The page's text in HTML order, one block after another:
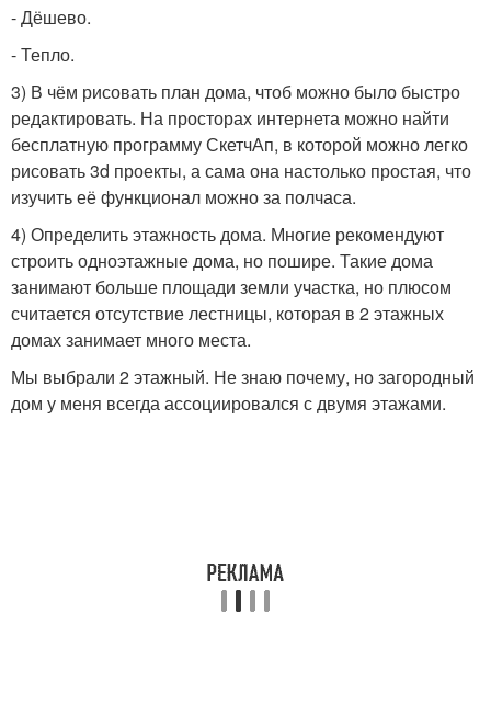
- Дёшево.
- Тепло.
3) В чём рисовать план дома, чтоб можно было быстро
редактировать. На просторах интернета можно найти
бесплатную программу СкетчАп, в которой можно легко
рисовать 3d проекты, а сама она настолько простая, что
изучить её функционал можно за полчаса.
4) Определить этажность дома. Многие рекомендуют
строить одноэтажные дома, но пошире. Такие дома
занимают больше площади земли участка, но плюсом
считается отсутствие лестницы, которая в 2 этажных
домах занимает много места.
Мы выбрали 2 этажный. Не знаю почему, но загородный
дом у меня всегда ассоциировался с двумя этажами.